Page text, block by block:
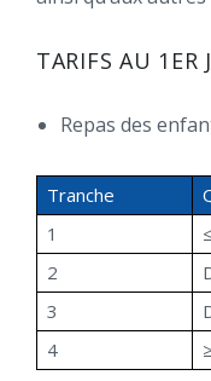
TARIFS AU 1ER
Repas des
Tranche
1
2
3
4